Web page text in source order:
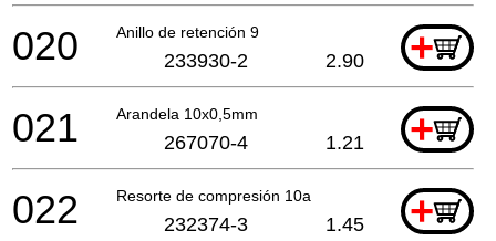
Anillo de retención 9 +
020 233930-2 2.90
Arandela 10x0,5mm +
021 267070-4 1.21
Resorte de compresión 10a +
022 232374-3 1.45